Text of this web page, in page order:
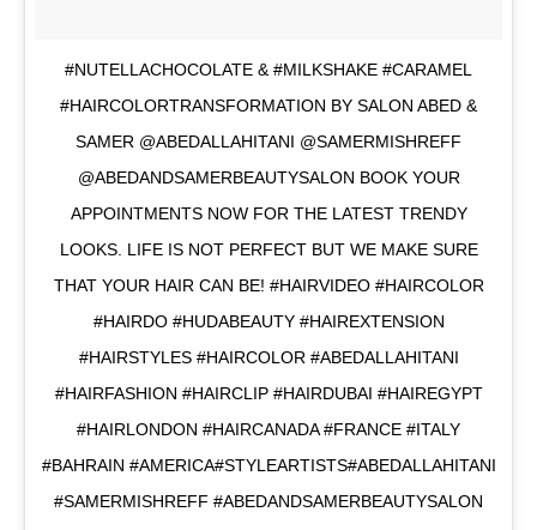
#NUTELLACHOCOLATE & #MILKSHAKE #CARAMEL
#HAIRCOLORTRANSFORMATION BY SALON ABED &
SAMER @ABEDALLAHITANI @SAMERMISHREFF
@ABEDANDSAMERBEAUTYSALON BOOK YOUR
APPOINTMENTS NOW FOR THE LATEST TRENDY
LOOKS. LIFE IS NOT PERFECT BUT WE MAKE SURE
THAT YOUR HAIR CAN BE! #HAIRVIDEO #HAIRCOLOR
#HAIRDO #HUDABEAUTY #HAIREXTENSION
#HAIRSTYLES #HAIRCOLOR #ABEDALLAHITANI
#HAIRFASHION #HAIRCLIP #HAIRDUBAI #HAIREGYPT
#HAIRLONDON #HAIRCANADA #FRANCE #ITALY
#BAHRAIN #AMERICA#STYLEARTISTS#ABEDALLAHITANI
#SAMERMISHREFF #ABEDANDSAMERBEAUTYSALON